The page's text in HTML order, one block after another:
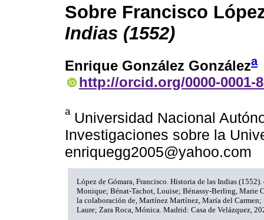
Sobre Francisco
Indias (1552)
Enrique González Gonzáleza
http://orcid.org/0000-0001-
aUniversidad Nacional
Investigaciones sobre la
enriquegg2005@yahoo.com
López de Gómara, Francisco. Historia de las Indias
Monique; Bénat-Tachot, Louise; Bénassy-Berling, Marie
la colaboración de, Martínez Martínez, María del
Laure; Zara Roca, Mónica. Madrid: Casa de Velázquez,